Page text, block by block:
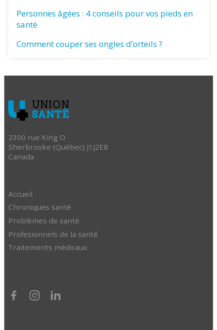
Personnes âgées : 4 conseils pour vos pieds en
santé
Comment couper ses ongles d’orteils ?
2300 rue King O
Sherbrooke (Québec) J1J2E8
Canada
Accueil
Chroniques santé
Problèmes de santé
Profesionnels de la santé
Traitements médicaux